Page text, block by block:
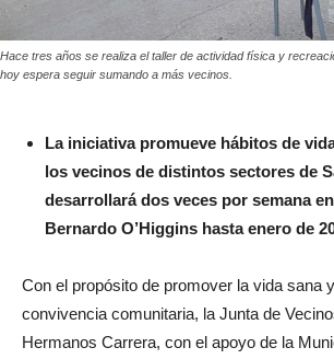
Hace tres años se realiza el taller de actividad física y
hoy espera seguir sumando a más vecinos.
La iniciativa promueve hábitos de
los vecinos de distintos sectores de
desarrollará dos veces por semana
Bernardo O’Higgins hasta enero de
Con el propósito de promover la vida sana
convivencia comunitaria, la Junta de
Hermanos Carrera, con el apoyo de la